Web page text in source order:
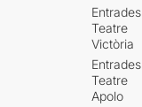
Entrades
Teatre
Victòria
Entrades
Teatre
Apolo